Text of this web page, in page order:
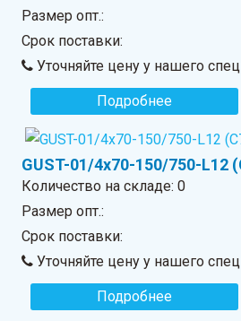
Размер опт.:
Срок поставки:
Уточняйте цену у нашего
Подробнее
GUST-01/4x70-150/750-L12
Количество на складе:0
Размер опт.:
Срок поставки:
Уточняйте цену у нашего
Подробнее